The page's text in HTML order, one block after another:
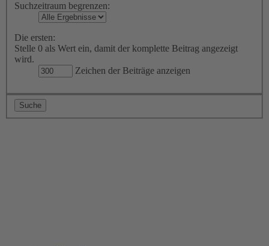
Suchzeitraum begrenzen:
Die ersten:
Stelle 0 als Wert ein, damit der komplette Beitrag angezeigt
wird.
Zeichen der Beiträge anzeigen